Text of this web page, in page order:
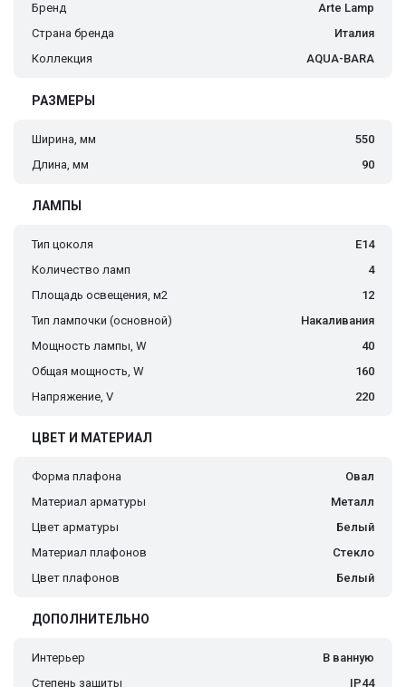
Бренд
Arte Lamp
Страна бренда
Италия
Коллекция
AQUA-BARA
РАЗМЕРЫ
Ширина, мм
550
Длина, мм
90
ЛАМПЫ
Тип цоколя
E14
Количество ламп
4
Площадь освещения, м2
12
Тип лампочки (основной)
Накаливания
Мощность лампы, W
40
Общая мощность, W
160
Напряжение, V
220
ЦВЕТ И МАТЕРИАЛ
Форма плафона
Овал
Материал арматуры
Металл
Цвет арматуры
Белый
Материал плафонов
Стекло
Цвет плафонов
Белый
ДОПОЛНИТЕЛЬНО
Интерьер
В ванную
Степень защиты
IP44